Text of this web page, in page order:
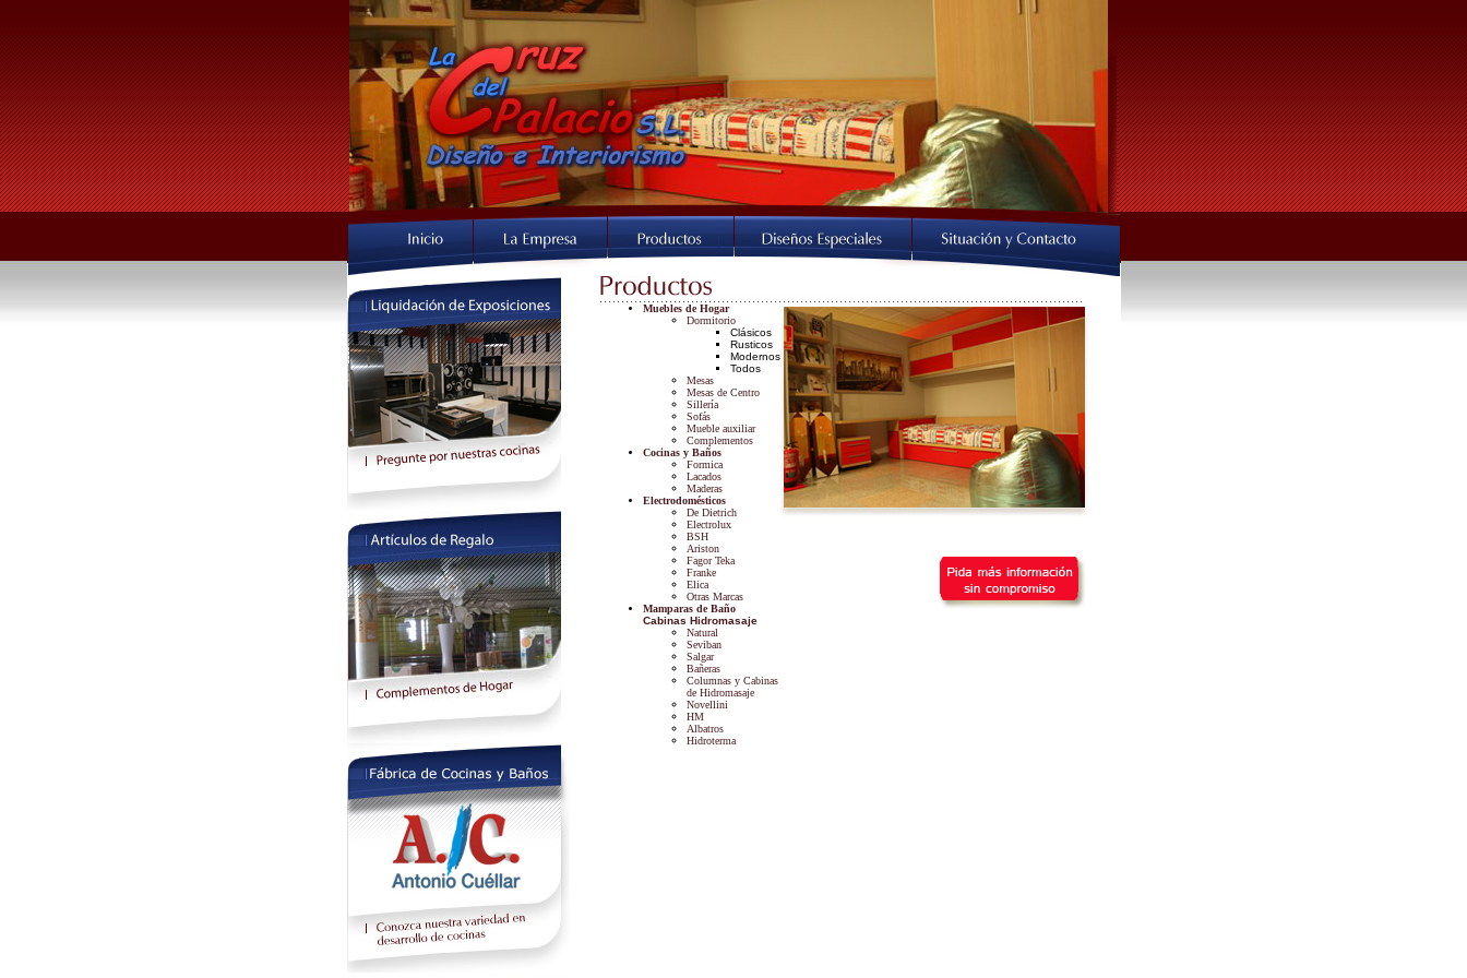
Muebles de Hogar
Dormitorio
Clásicos
Rusticos
Modernos
Todos
Mesas
Mesas de Centro
Sillería
Sofás
Mueble auxiliar
Complementos
Cocinas y Baños
Formica
Lacados
Maderas
Electrodomésticos
De Dietrich
Electrolux
BSH
Ariston
Fagor Teka
Franke
Elica
Otras Marcas
Mamparas de Baño
Cabinas Hidromasaje
Natural
Seviban
Salgar
Bañeras
Columnas y Cabinas
de Hidromasaje
Novellini
HM
Albatros
Hidroterma